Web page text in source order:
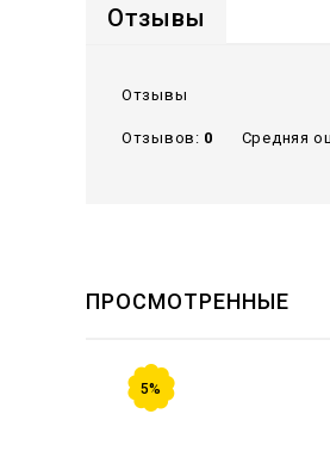
Отзывы
Отзывы
Отзывов: 0 Средняя
ПРОСМОТРЕННЫЕ
5%